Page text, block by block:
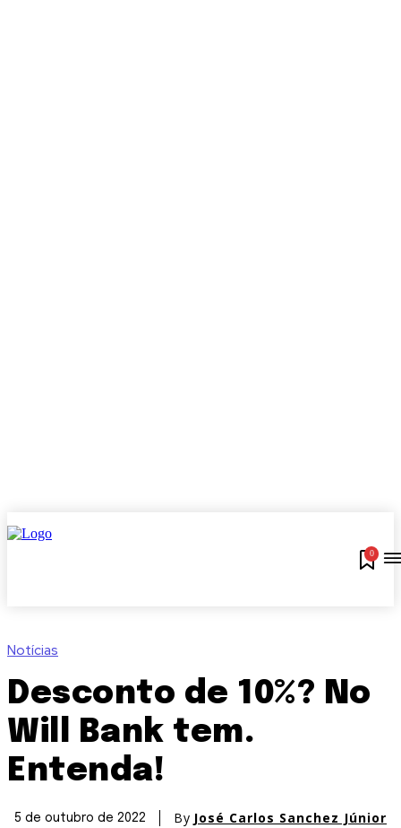
0
Notícias
Desconto de 10%? No
Will Bank tem.
Entenda!
5 de outubro de 2022 By José Carlos Sanchez Júnior